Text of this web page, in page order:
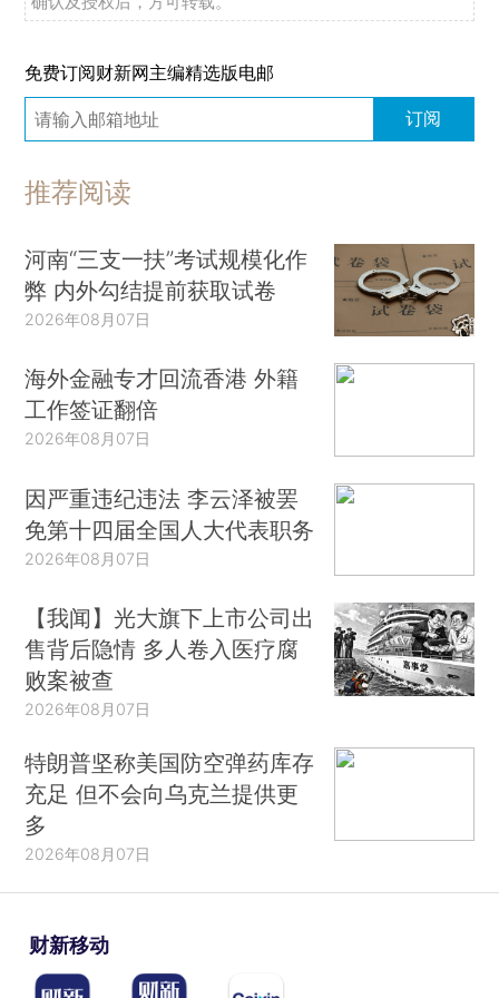
免费订阅财新网主编精选版电邮
订阅
推荐阅读
河南“三支一扶”考试规模化作
弊 内外勾结提前获取试卷
2026年08月07日
海外金融专才回流香港 外籍
工作签证翻倍
2026年08月07日
因严重违纪违法 李云泽被罢
免第十四届全国人大代表职务
2026年08月07日
【我闻】光大旗下上市公司出
售背后隐情 多人卷入医疗腐
败案被查
2026年08月07日
特朗普坚称美国防空弹药库存
充足 但不会向乌克兰提供更
多
2026年08月07日
财新移动